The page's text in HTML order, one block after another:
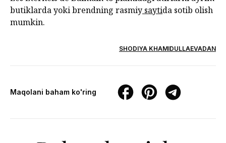
butiklarda yoki brendning rasmiy saytida sotib olish
mumkin.
SHODIYA KHAMIDULLAEVADAN
Maqolani baham ko'ring